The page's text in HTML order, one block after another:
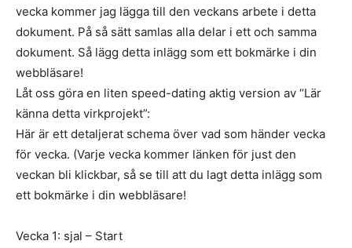
vecka kommer jag lägga till den veckans arbete i detta
dokument. På så sätt samlas alla delar i ett och samma
dokument. Så lägg detta inlägg som ett bokmärke i din
webbläsare!
Låt oss göra en liten speed-dating aktig version av “Lär
känna detta virkprojekt”:
Här är ett detaljerat schema över vad som händer vecka
för vecka. (Varje vecka kommer länken för just den
veckan bli klickbar, så se till att du lagt detta inlägg som
ett bokmärke i din webbläsare!
Vecka 1: sjal – Start